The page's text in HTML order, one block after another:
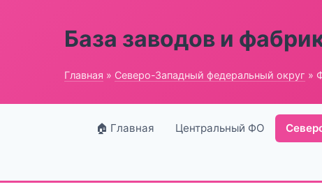
База заводов и
Главная » Северо-Западный федеральный округ »
🏠 Главная Центральный ФО